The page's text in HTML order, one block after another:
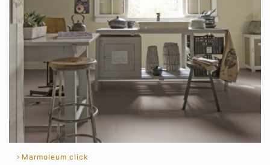
Marmoleum click